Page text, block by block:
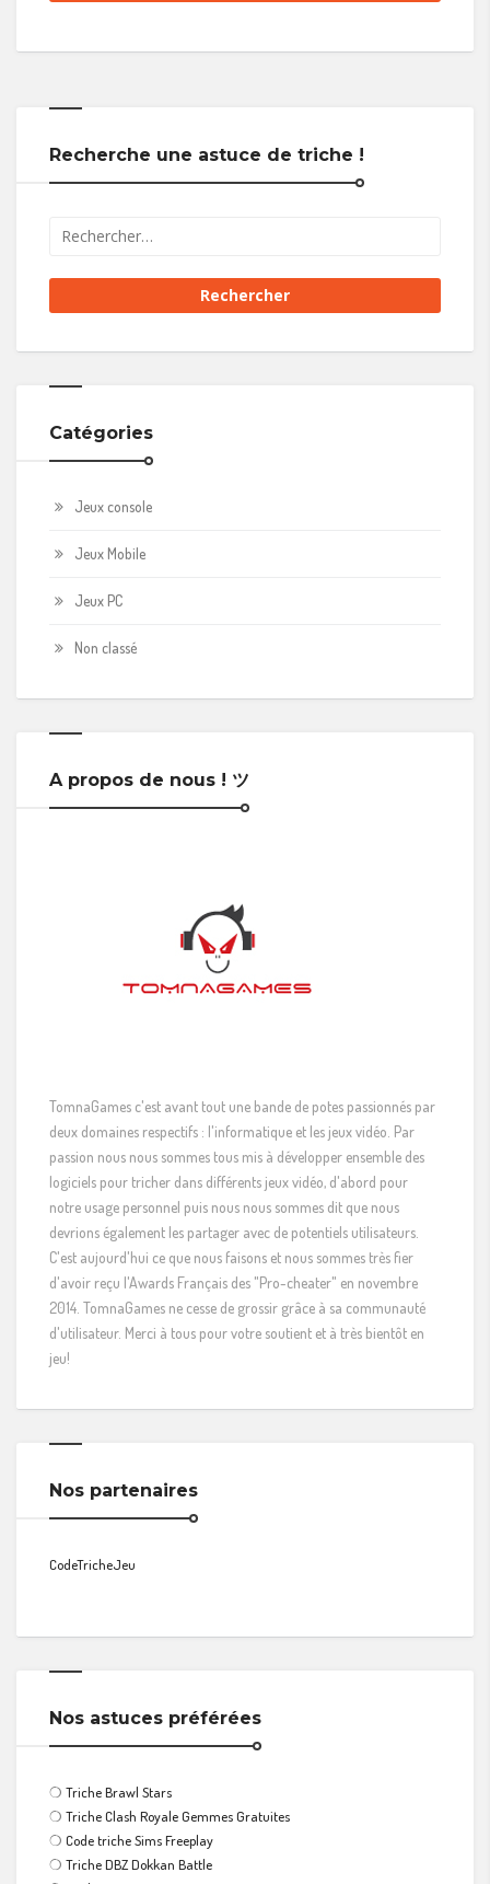
Recherche une astuce de triche !
Catégories
Jeux console
Jeux Mobile
Jeux PC
Non classé
A propos de nous ! ツ
TomnaGames c'est avant tout une bande de potes passionnés par
deux domaines respectifs : l'informatique et les jeux vidéo. Par
passion nous nous sommes tous mis à développer ensemble des
logiciels pour tricher dans différents jeux vidéo, d'abord pour
notre usage personnel puis nous nous sommes dit que nous
devrions également les partager avec de potentiels utilisateurs.
C'est aujourd'hui ce que nous faisons et nous sommes très fier
d'avoir reçu l'Awards Français des "Pro-cheater" en novembre
2014. TomnaGames ne cesse de grossir grâce à sa communauté
d'utilisateur. Merci à tous pour votre soutient et à très bientôt en
jeu!
Nos partenaires
CodeTricheJeu
Nos astuces préférées
❍ Triche Brawl Stars
❍ Triche Clash Royale Gemmes Gratuites
❍ Code triche Sims Freeplay
❍ Triche DBZ Dokkan Battle